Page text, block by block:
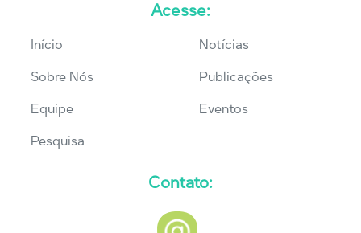
Acesse:
Início
Sobre Nós
Equipe
Pesquisa
Notícias
Publicações
Eventos
Contato: